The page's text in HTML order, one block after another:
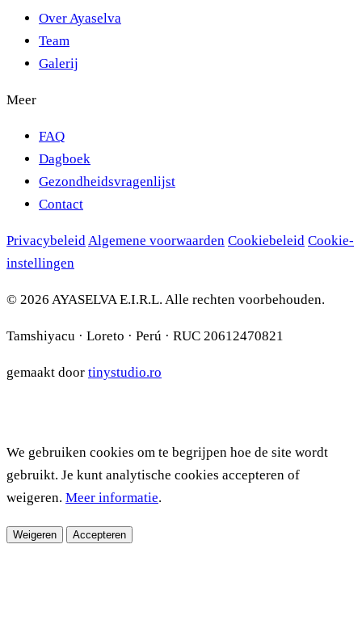
Over Ayaselva
Team
Galerij
Meer
FAQ
Dagboek
Gezondheidsvragenlijst
Contact
PrivacybeleidAlgemene voorwaarden Cookiebeleid Cookie-
instellingen
© 2026 AYASELVA E.I.R.L. Alle rechten voorbehouden.
Tamshiyacu · Loreto · Perú · RUC 20612470821
gemaakt door tinystudio.ro
We gebruiken cookies om te begrijpen hoe de site wordt
gebruikt. Je kunt analytische cookies accepteren of
weigeren. Meer informatie.
Weigeren Accepteren